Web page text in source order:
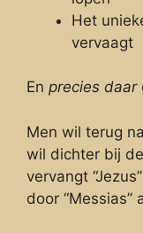
Het
vervaagt
En precies daar
Men wil terug
wil dichter bij
vervangt
door